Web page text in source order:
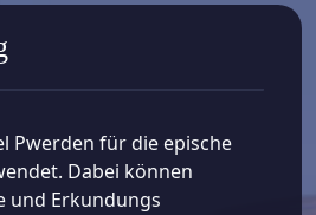
Pwerden für die epische
Dabei können
und Erkundungs